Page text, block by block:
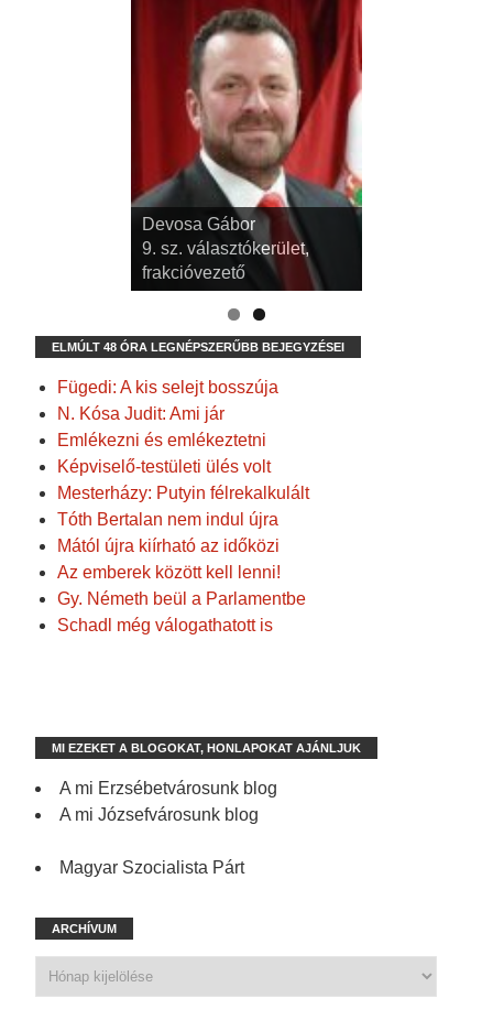
Devosa Gábor
9. sz. választókerület,
frakcióvezető
ELMÚLT 48 ÓRA LEGNÉPSZERŰBB BEJEGYZÉSEI
Fügedi: A kis selejt bosszúja
N. Kósa Judit: Ami jár
Emlékezni és emlékeztetni
Képviselő-testületi ülés volt
Mesterházy: Putyin félrekalkulált
Tóth Bertalan nem indul újra
Mától újra kiírható az időközi
Az emberek között kell lenni!
Gy. Németh beül a Parlamentbe
Schadl még válogathatott is
MI EZEKET A BLOGOKAT, HONLAPOKAT AJÁNLJUK
A mi Erzsébetvárosunk blog
A mi Józsefvárosunk blog
Magyar Szocialista Párt
ARCHÍVUM